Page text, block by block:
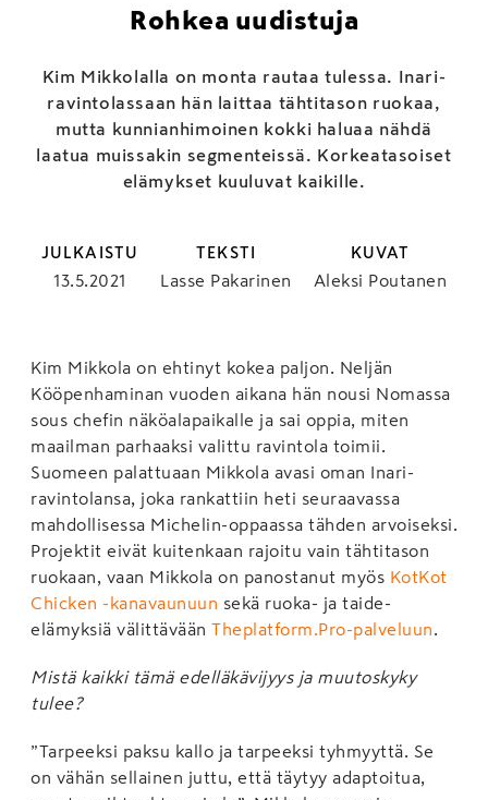
Rohkea uudistuja
Kim Mikkolalla on monta rautaa tulessa. Inari-
ravintolassaan hän laittaa tähtitason ruokaa,
mutta kunnianhimoinen kokki haluaa nähdä
laatua muissakin segmenteissä. Korkeatasoiset
elämykset kuuluvat kaikille.
JULKAISTU
13.5.2021
TEKSTI
Lasse Pakarinen
KUVAT
Aleksi Poutanen
Kim Mikkola on ehtinyt kokea paljon. Neljän
Kööpenhaminan vuoden aikana hän nousi Nomassa
sous chefin näköalapaikalle ja sai oppia, miten
maailman parhaaksi valittu ravintola toimii.
Suomeen palattuaan Mikkola avasi oman Inari-
ravintolansa, joka rankattiin heti seuraavassa
mahdollisessa Michelin-oppaassa tähden arvoiseksi.
Projektit eivät kuitenkaan rajoitu vain tähtitason
ruokaan, vaan Mikkola on panostanut myös KotKot
Chicken -kanavaunuun sekä ruoka- ja taide-
elämyksiä välittävään Theplatform.Pro-palveluun
Mistä kaikki tämä edelläkävijyys ja muutoskyky
tulee?
”Tarpeeksi paksu kallo ja tarpeeksi tyhmyyttä. Se
on vähän sellainen juttu, että täytyy adaptoitua,